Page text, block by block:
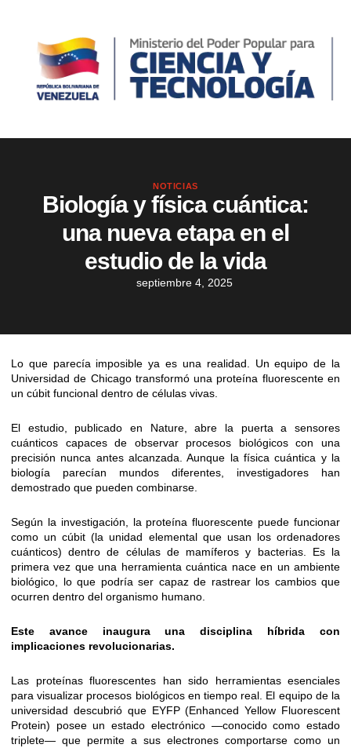
NOTICIAS
Biología y física cuántica:
una nueva etapa en el
estudio de la vida
septiembre 4, 2025
Lo que parecía imposible ya es una realidad. Un equipo de la
Universidad de Chicago transformó una proteína fluorescente en
un cúbit funcional dentro de células vivas.
El estudio, publicado en Nature, abre la puerta a sensores
cuánticos capaces de observar procesos biológicos con una
precisión nunca antes alcanzada. Aunque la física cuántica y la
biología parecían mundos diferentes, investigadores han
demostrado que pueden combinarse.
Según la investigación, la proteína fluorescente puede funcionar
como un cúbit (la unidad elemental que usan los ordenadores
cuánticos) dentro de células de mamíferos y bacterias. Es la
primera vez que una herramienta cuántica nace en un ambiente
biológico, lo que podría ser capaz de rastrear los cambios que
ocurren dentro del organismo humano.
Este avance inaugura una disciplina híbrida con
implicaciones revolucionarias.
Las proteínas fluorescentes han sido herramientas esenciales
para visualizar procesos biológicos en tiempo real. El equipo de la
universidad descubrió que EYFP (Enhanced Yellow Fluorescent
Protein) posee un estado electrónico —conocido como estado
triplete— que permite a sus electrones comportarse como un